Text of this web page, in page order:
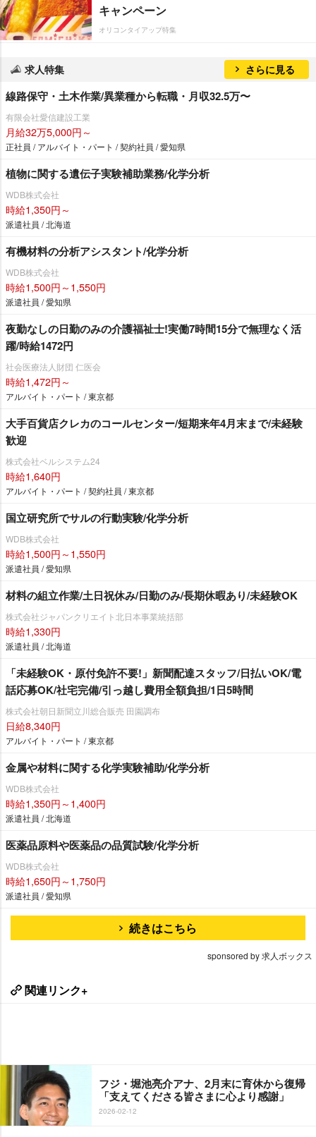
キャンペーン
オリコンタイアップ特集
求人特集 さらに見る
線路保守・土木作業/異業種から転職・月収32.5万〜
有限会社愛信建設工業
月給32万5,000円～
正社員 / アルバイト・パート / 契約社員 / 愛知県
植物に関する遺伝子実験補助業務/化学分析
WDB株式会社
時給1,350円～
派遣社員 / 北海道
有機材料の分析アシスタント/化学分析
WDB株式会社
時給1,500円～1,550円
派遣社員 / 愛知県
夜勤なしの日勤のみの介護福祉士!実働7時間15分で無理なく活
躍/時給1472円
社会医療法人財団 仁医会
時給1,472円～
アルバイト・パート / 東京都
大手百貨店クレカのコールセンター/短期来年4月末まで/未経験
歓迎
株式会社ベルシステム24
時給1,640円
アルバイト・パート / 契約社員 / 東京都
国立研究所でサルの行動実験/化学分析
WDB株式会社
時給1,500円～1,550円
派遣社員 / 愛知県
材料の組立作業/土日祝休み/日勤のみ/長期休暇あり/未経験OK
株式会社ジャパンクリエイト北日本事業統括部
時給1,330円
派遣社員 / 北海道
「未経験OK・原付免許不要!」新聞配達スタッフ/日払いOK/電
話応募OK/社宅完備/引っ越し費用全額負担/1日5時間
株式会社朝日新聞立川総合販売 田園調布
日給8,340円
アルバイト・パート / 東京都
金属や材料に関する化学実験補助/化学分析
WDB株式会社
時給1,350円～1,400円
派遣社員 / 北海道
医薬品原料や医薬品の品質試験/化学分析
WDB株式会社
時給1,650円～1,750円
派遣社員 / 愛知県
続きはこちら
sponsored by 求人ボックス
関連リンク+
フジ・堀池亮介アナ、2月末に育休から復帰
「支えてくださる皆さまに心より感謝」
2026-02-12